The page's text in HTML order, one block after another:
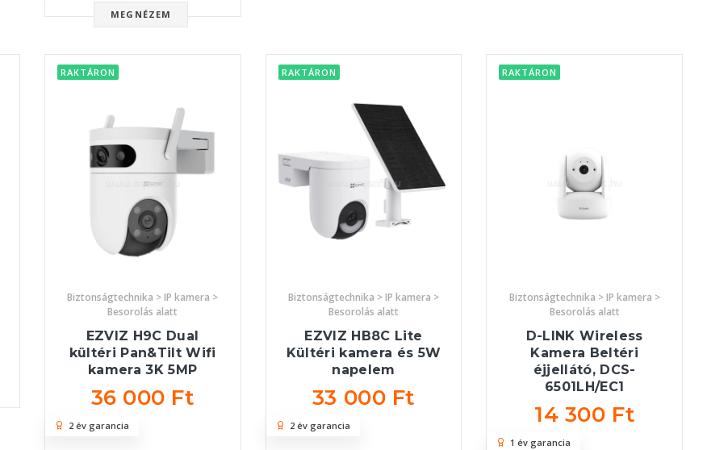
MEGNÉZEM
RAKTÁRON
Biztonságtechnika > IP kamera >
Besorolás alatt
EZVIZ H9C Dual
kültéri Pan&Tilt Wifi
kamera 3K 5MP
36 000 Ft
2 év garancia
RAKTÁRON
Biztonságtechnika > IP kamera >
Besorolás alatt
EZVIZ HB8C Lite
Kültéri kamera és 5W
napelem
33 000 Ft
2 év garancia
RAKTÁRON
Biztonságtechnika > IP kamera >
Besorolás alatt
D-LINK Wireless
Kamera Beltéri
éjjellátó, DCS-
6501LH/EC1
14 300 Ft
1 év garancia